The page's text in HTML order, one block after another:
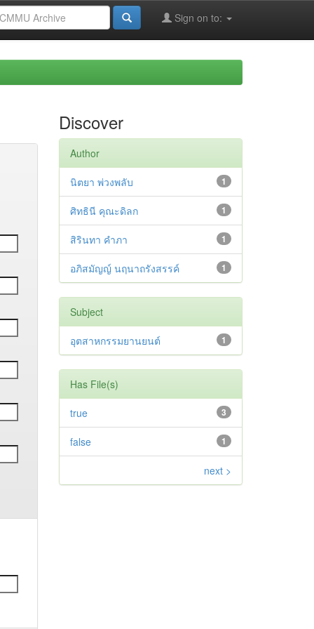
Sign on to:
Discover
Author
1
นิตยา พ่วงพลับ
1
ศิทธินี คุณะดิลก
1
สิรินทา คำภา
1
อภิสมัญญ์ นฤนาถรังสรรค์
Subject
1
อุตสาหกรรมยานยนต์
Has File(s)
3
true
1
false
next >